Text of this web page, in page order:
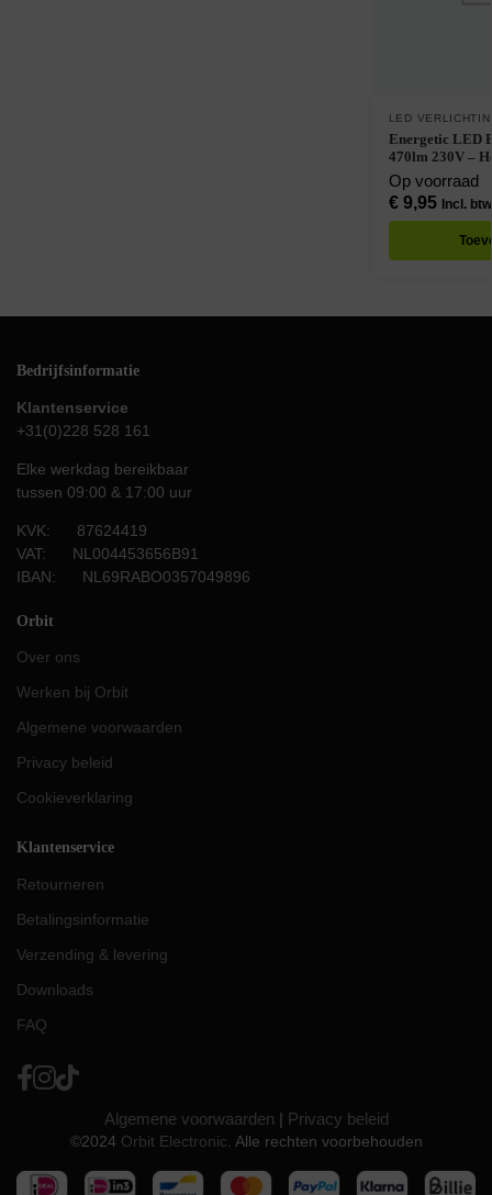
LED
Energetic LED
470lm 230V –
Op voorraad
€9,95 Incl. btw
Bedrijfsinformatie
Klantenservice
+31(0)228 528 161
Elke werkdag bereikbaar
tussen 09:00 & 17:00 uur
KVK: 87624419
VAT: NL004453656B91
IBAN: NL69RABO0357049896
Orbit
Over ons
Werken bij Orbit
Algemene voorwaarden
Privacy beleid
Cookieverklaring
Klantenservice
Retourneren
Betalingsinformatie
Verzending & levering
Downloads
FAQ
Algemene voorwaarden | Privacy beleid
©2024 Orbit Electronic . Alle rechten voorbehouden